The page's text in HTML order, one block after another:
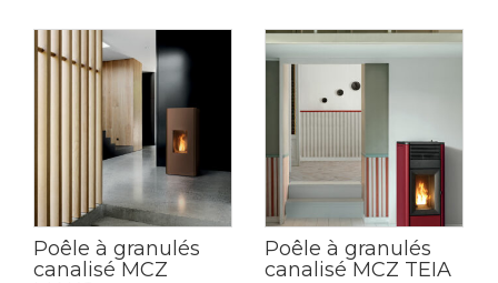
Poêle à granulés
canalisé MCZ
Poêle à granulés
canalisé MCZ TEIA